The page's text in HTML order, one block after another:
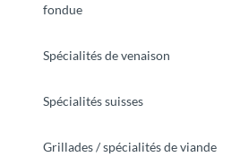
fondue
Spécialités de venaison
Spécialités suisses
Grillades / spécialités de viande